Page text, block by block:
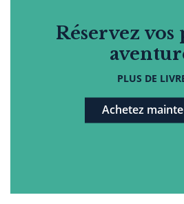
Réservez vos
PLUS DE
Achetez